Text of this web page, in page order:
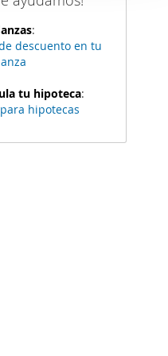
:
descuento en tu
tu hipoteca:
hipotecas